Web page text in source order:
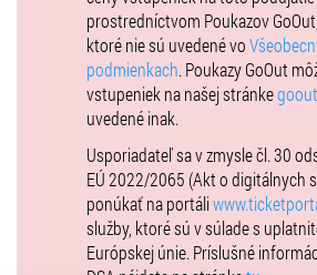
Zobraziť podrobnosti:
Sobota 7. augusta 2027 - Amfiteáter Nitra,
PredstavenieFighting The Worldv plnom
metalové hymny.
ticketportal.sk
Vstupenky a informácie namanowar.com
Dokonalý zážitok
MANOWARtiež ponúka obmedzený počet
prostredníctvom Poukazov
ktoré nie sú uvedené vo
podmienkach. Poukazy GoOut
vstupeniek na našej stránke
uvedené inak.
Usporiadateľ sa v zmysle čl. 30
EÚ 2022/2065 (Akt o digitálnych
ponúkať na portáli
služby, ktoré sú v súlade s
Európskej únie. Príslušné